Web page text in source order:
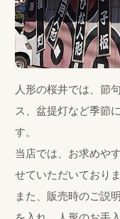
人形の桜井では、節
ス、盆提灯など季節
す。
当店では、お求めや
せていただいておりま
また、販売時のご説